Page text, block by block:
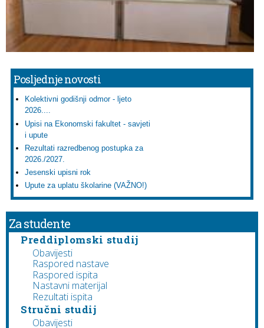
Posljednje novosti
Kolektivni godišnji odmor - ljeto
2026....
Upisi na Ekonomski fakultet - savjeti
i upute
Rezultati razredbenog postupka za
2026./2027.
Jesenski upisni rok
Upute za uplatu školarine (VAŽNO!)
Za studente
Preddiplomski studij
Obavijesti
Raspored nastave
Raspored ispita
Nastavni materijal
Rezultati ispita
Stručni studij
Obavijesti